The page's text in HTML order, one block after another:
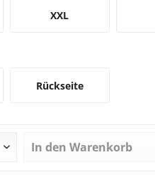
XXL
Rückseite
In den Warenkorb